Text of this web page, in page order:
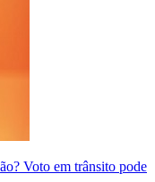
Voto em trânsito pode